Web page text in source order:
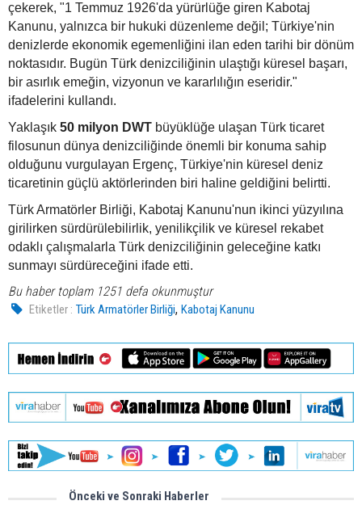
çekerek, "1 Temmuz 1926'da yürürlüğe giren Kabotaj
Kanunu, yalnızca bir hukuki düzenleme değil; Türkiye'nin
denizlerde ekonomik egemenliğini ilan eden tarihi bir dönüm
noktasıdır. Bugün Türk denizciliğinin ulaştığı küresel başarı,
bir asırlık emeğin, vizyonun ve kararlılığın eseridir."
ifadelerini kullandı.
Yaklaşık 50 milyon DWT büyüklüğe ulaşan Türk ticaret
filosunun dünya denizciliğinde önemli bir konuma sahip
olduğunu vurgulayan Ergenç, Türkiye'nin küresel deniz
ticaretinin güçlü aktörlerinden biri haline geldiğini belirtti.
Türk Armatörler Birliği, Kabotaj Kanunu'nun ikinci yüzyılına
girilirken sürdürülebilirlik, yenilikçilik ve küresel rekabet
odaklı çalışmalarla Türk denizciliğinin geleceğine katkı
sunmayı sürdüreceğini ifade etti.
Bu haber toplam 1251 defa okunmuştur
Etiketler : Türk Armatörler Birliği,Kabotaj Kanunu
Önceki ve Sonraki Haberler